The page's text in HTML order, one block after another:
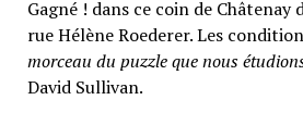
Gagné ! dans ce coin de
rue Hélène Roederer. Les
morceau du puzzle que nous
David Sullivan.